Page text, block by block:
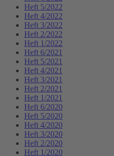
Heft 5/2022
Heft 4/2022
Heft 3/2022
Heft 2/2022
Heft 1/2022
Heft 6/2021
Heft 5/2021
Heft 4/2021
Heft 3/2021
Heft 2/2021
Heft 1/2021
Heft 6/2020
Heft 5/2020
Heft 4/2020
Heft 3/2020
Heft 2/2020
Heft 1/2020